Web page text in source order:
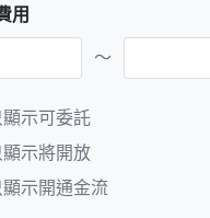
用
～
顯示可委託
顯示將開放
顯示開通金流